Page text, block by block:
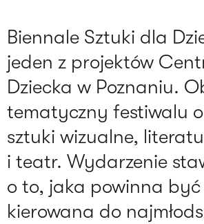
Biennale Sztuki dla
jeden z projektów
Dziecka w Poznaniu.
tematyczny festiwalu
sztuki wizualne,
i teatr. Wydarzenie
o to, jaka powinna być
kierowana do